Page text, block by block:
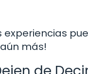
experiencias
más!